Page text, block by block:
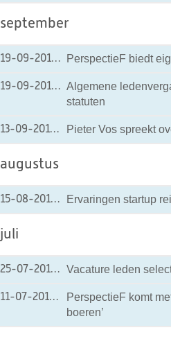
september
19-09-201619-09-2016 23:25
PerspectieF biedt
19-09-201619-09-2016 14:32
Algemene
statuten
13-09-201613-09-2016 16:25
Pieter Vos spreekt
augustus
15-08-201615-08-2016 14:29
Ervaringen startup
juli
25-07-201625-07-2016 09:33
Vacature leden
11-07-201611-07-2016 15:56
PerspectieF komt
boeren’